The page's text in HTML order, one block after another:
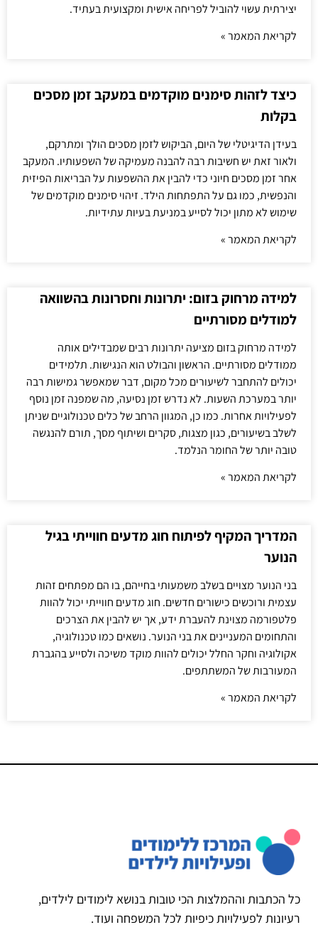
יצירתית עשוי להוביל לפריחה אישית ומקצועית בעתיד.
לקריאת המאמר »
כיצד לזהות סימנים מוקדמים במעקב זמן מסכים
בקלות
בעידן הדיגיטלי של היום, הביקוש לזמן מסכים הולך ומתרקם,
ולאור זאת יש חשיבות רבה להבנה מעמיקה של השפעותיו. המעקב
אחר זמן מסכים חיוני כדי להבין את ההשפעות על הבריאות הפיזית
והנפשית, כמו גם על התפתחות הילד. זיהוי סימנים מוקדמים של
שימוש לא מתון יכול לסייע במניעת בעיות עתידיות.
לקריאת המאמר »
למידה מרחוק בזום: יתרונות וחסרונות בהשוואה
למודלים מסורתיים
למידה מרחוק בזום מציעה יתרונות רבים שמבדילים אותה
ממודלים מסורתיים. הראשון והבולט הוא הנגישות. תלמידים
יכולים להתחבר לשיעורים מכל מקום, דבר שמאפשר גמישות רבה
יותר במערכת השעות. לא נדרש זמן נסיעה, מה שמפנה זמן נוסף
לפעילויות אחרות. כמו כן, המגוון הרחב של כלים טכנולוגיים שניתן
לשלב בשיעורים, כגון מצגות, סקרים ושיתוף מסך, תורם להנגשה
טובה יותר של החומר הנלמד.
לקריאת המאמר »
המדריך המקיף לפיתוח חוג מדעים חווייתי בגיל
הנוער
בני הנוער מצויים בשלב משמעותי בחייהם, בו הם מפתחים זהות
עצמית ורוכשים כישורים חדשים. חוג מדעים חווייתי יכול להוות
פלטפורמה מצוינת להעברת ידע, אך יש להבין את הצרכים
והתחומים המעניינים את בני הנוער. נושאים כמו טכנולוגיה,
אקולוגיה וחקר החלל יכולים להוות מוקד משיכה ולסייע בהגברת
המעורבות של המשתתפים.
לקריאת המאמר »
כל הכתבות וההמלצות הכי טובות בנושא לימודים לילדים,
רעיונות לפעילויות כיפיות לכל המשפחה ועוד.